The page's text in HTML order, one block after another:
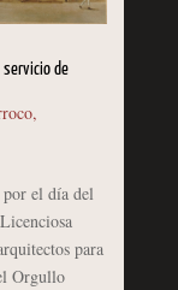
servicio de
,
por el día del
para
Orgullo